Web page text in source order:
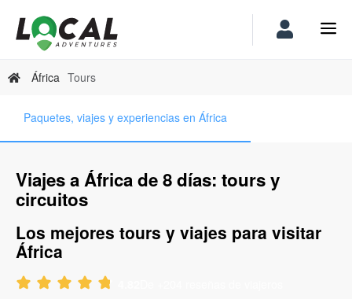
África Tours
Paquetes, viajes y experiencias en África
Viajes a África de 8 días: tours y
circuitos
Los mejores tours y viajes para visitar
África